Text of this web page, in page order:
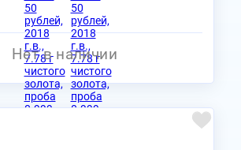
Нет в наличии